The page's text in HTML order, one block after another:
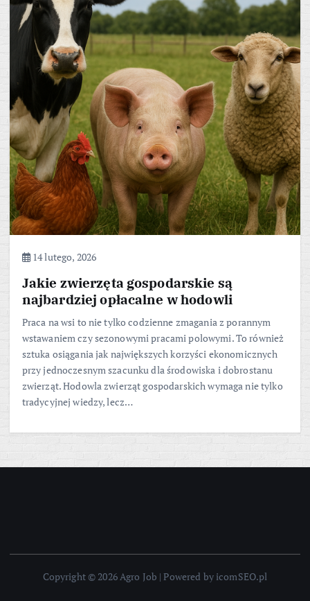
14 lutego, 2026
Jakie zwierzęta gospodarskie są
najbardziej opłacalne w hodowli
Praca na wsi to nie tylko codzienne zmagania z porannym
wstawaniem czy sezonowymi pracami polowymi. To również
sztuka osiągania jak największych korzyści ekonomicznych
przy jednoczesnym szacunku dla środowiska i dobrostanu
zwierząt. Hodowla zwierząt gospodarskich wymaga nie tylko
tradycyjnej wiedzy, lecz…
Copyright © 2026 Agro Job | Powered by icomSEO.pl